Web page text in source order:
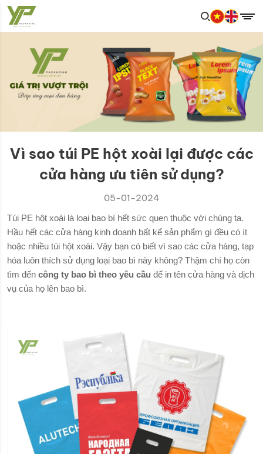
Vì sao túi PE hột xoài lại được các
cửa hàng ưu tiên sử dụng?
05-01-2024
Túi PE hột xoài là loại bao bì hết sức quen thuộc với chúng ta.
Hầu hết các cửa hàng kinh doanh bất kể sản phẩm gì đều có ít
hoặc nhiều túi hột xoài. Vậy bạn có biết vì sao các cửa hàng, tạp
hóa luôn thích sử dụng loại bao bì này không? Thậm chí họ còn
tìm đến công ty bao bì theo yêu cầu để in tên cửa hàng và dịch
vụ của họ lên bao bì.